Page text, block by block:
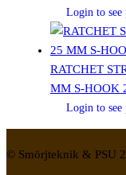
Login to see
RATCHET
MM S-HOOK
Login to see
© Smörjteknik & PSU